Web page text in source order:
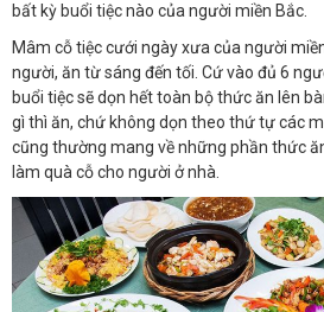
bất kỳ buổi tiệc nào của người miền Bắc.
Mâm cỗ tiệc cưới ngày xưa của người
người, ăn từ sáng đến tối. Cứ vào đủ 6
buổi tiệc sẽ dọn hết toàn bộ thức ăn lên
gì thì ăn, chứ không dọn theo thứ tự các
cũng thường mang về những phần thức
làm quà cỗ cho người ở nhà.